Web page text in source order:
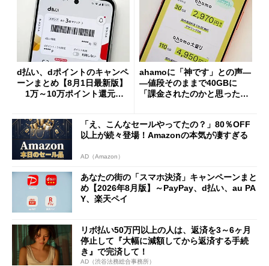
d払い、dポイントのキャンペ
ーンまとめ【8月1日最新版】
1万～10万ポイント還元の
ahamoに「神です」との声―
―値段そのままで40GBに
「課金されたのかと思った」
「え、こんなセールやってたの？」80％OFF
以上が続々登場！Amazonの本気が凄すぎる
AD（Amazon）
あなたの街の「スマホ決済」キャンペーンまと
め【2026年8月版】～PayPay、d払い、au PA
Y、楽天ペイ
リボ払い50万円以上の人は、返済を3～6ヶ月
停止して『大幅に減額してから返済する手続
き』で完済して！
AD（渋谷法務総合事務所）